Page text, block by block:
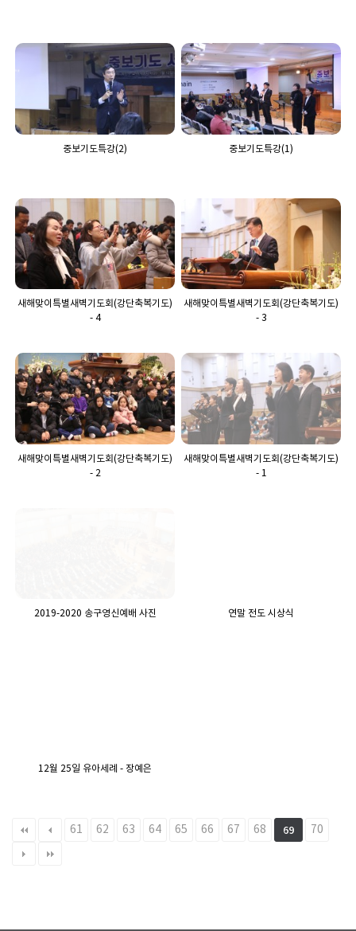
중보기도특강(2) 중보기도특강(1)
새해맞이특별새벽기도회(강단축복기도)
- 4
새해맞이특별새벽기도회(강단축복기도)
- 3
새해맞이특별새벽기도회(강단축복기도)
- 2
새해맞이특별새벽기도회(강단축복기도)
- 1
2019-2020 송구영신예배 사진 연말 전도 시상식
12월 25일 유아세례 - 장예은
61 62 63 64 65 66 67 68 69 70